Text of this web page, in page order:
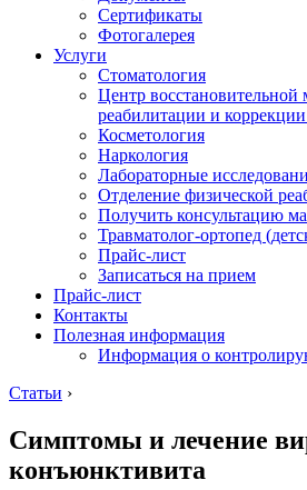
Сертификаты
Фотогалерея
Услуги
Стоматология
Центр
реабилитации и коррекции
Косметология
Наркология
Лабораторные
Отделение физической
Получить консультацию
Травматолог-ортопед
Прайс-лист
Записаться на прием
Прайс-лист
Контакты
Полезная информация
Информация о
Статьи ›
Симптомы и лечение
конъюнктивита